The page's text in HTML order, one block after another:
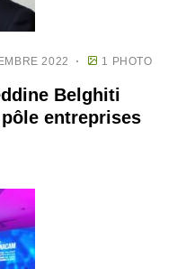
2022 1 PHOTO
Belghiti
entreprises